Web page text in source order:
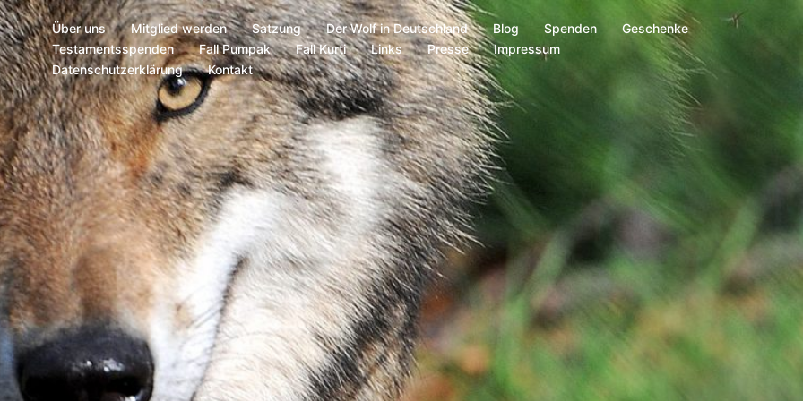
Über uns Mitglied werden Satzung Der Wolf in Deutschland Blog Spenden
Geschenke
Testamentsspenden
Fall Pumpak Fall Kurti Links Presse
Impressum
Datenschutzerklärung
Kontakt